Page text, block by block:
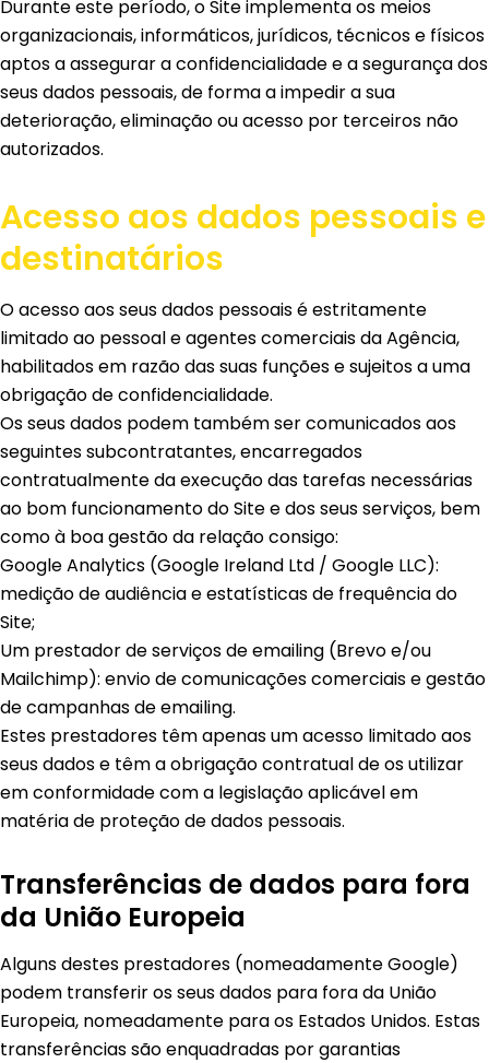
Durante este período, o Site implementa os meios
organizacionais, informáticos, jurídicos, técnicos e físicos
aptos a assegurar a confidencialidade e a segurança dos
seus dados pessoais, de forma a impedir a sua
deterioração, eliminação ou acesso por terceiros não
autorizados.
Acesso aos dados pessoais e
destinatários
O acesso aos seus dados pessoais é estritamente
limitado ao pessoal e agentes comerciais da Agência,
habilitados em razão das suas funções e sujeitos a uma
obrigação de confidencialidade.
Os seus dados podem também ser comunicados aos
seguintes subcontratantes, encarregados
contratualmente da execução das tarefas necessárias
ao bom funcionamento do Site e dos seus serviços, bem
como à boa gestão da relação consigo:
Google Analytics (Google Ireland Ltd / Google LLC):
medição de audiência e estatísticas de frequência do
Site;
Um prestador de serviços de emailing (Brevo e/ou
Mailchimp): envio de comunicações comerciais e gestão
de campanhas de emailing.
Estes prestadores têm apenas um acesso limitado aos
seus dados e têm a obrigação contratual de os utilizar
em conformidade com a legislação aplicável em
matéria de proteção de dados pessoais.
Transferências de dados para fora
da União Europeia
Alguns destes prestadores (nomeadamente Google)
podem transferir os seus dados para fora da União
Europeia, nomeadamente para os Estados Unidos. Estas
transferências são enquadradas por garantias